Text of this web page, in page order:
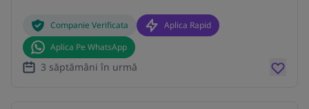
Companie Verificata
Aplica Rapid
Aplica Pe WhatsApp
3 săptămâni în urmă